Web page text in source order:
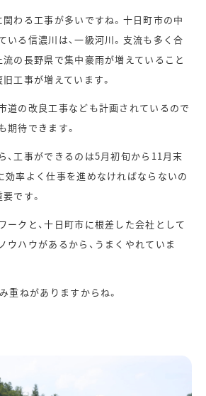
関わる工事が多いですね。十日町市の中
いる信濃川は、一級河川。支流も多く合
流の長野県で集中豪雨が増えていること
旧工事が増えています。
道の改良工事なども計画されているので
期待できます。
、工事ができるのは5月初旬から11月末
効率よく仕事を進めなければならないの
です。
ークと、十日町市に根差した会社として
ウハウがあるから、うまくやれていま
重ねがありますからね。